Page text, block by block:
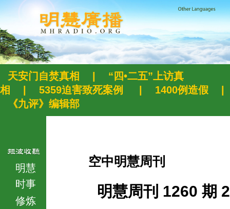
天安门自焚真相
“四•二五”上访真
相
5359迫害致死案例 1400例造假
《九评》编辑部
明慧
时事
修炼
空中明慧周刊
明慧周刊 1260 期